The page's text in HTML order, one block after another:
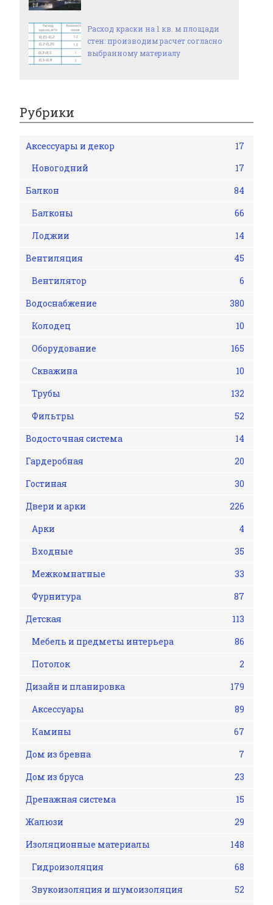
Расход краски на 1 кв. м площади
стен: производим расчет согласно
выбранному материалу
Рубрики
Аксессуары и декор
17
Новогодний
17
Балкон
84
Балконы
66
Лоджии
14
Вентиляция
45
Вентилятор
6
Водоснабжение
380
Колодец
10
Оборудование
165
Скважина
10
Трубы
132
Фильтры
52
Водосточная система
14
Гардеробная
20
Гостиная
30
Двери и арки
226
Арки
4
Входные
35
Межкомнатные
33
Фурнитура
87
Детская
113
Мебель и предметы интерьера
86
Потолок
2
Дизайн и планировка
179
Аксессуары
89
Камины
67
Дом из бревна
7
Дом из бруса
23
Дренажная система
15
Жалюзи
29
Изоляционные материалы
148
Гидроизоляция
68
Звукоизоляция и шумоизоляция
52